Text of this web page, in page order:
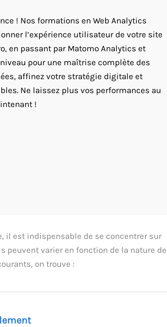
! Nos formations en Web Analytics
l’expérience utilisateur de votre site
en passant par Matomo Analytics et
pour une maîtrise complète des
affinez votre stratégie digitale et
Ne laissez plus vos performances au
!
il est indispensable de se concentrer sur
peuvent varier en fonction de la nature de
on trouve :